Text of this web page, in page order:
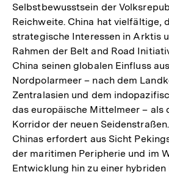
Selbstbewusstsein der
Reichweite. China hat vielfältige,
strategische Interessen in Arktis
Rahmen der Belt and Road
China seinen globalen Einfluss
Nordpolarmeer – nach dem
Zentralasien und dem
das europäische Mittelmeer –
Korridor der neuen
Chinas erfordert aus Sicht
der maritimen Peripherie und im
Entwicklung hin zu einer hybriden